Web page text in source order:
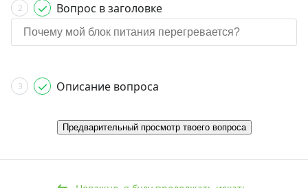
2 Вопрос в заголовке
3 Описание вопроса
Предварительный просмотр твоего вопроса